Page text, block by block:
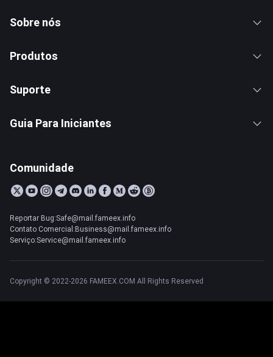
Sobre nós
Produtos
Suporte
Guia Para Iniciantes
Comunidade
Reportar Bug:Safe@mail.fameex.info
Contato Comercial:Business@mail.fameex.info
Serviço:Service@mail.fameex.info
Copyright © 2022-2026 FAMEEX.COM All Rights Reserved